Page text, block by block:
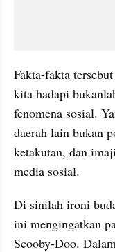
Fakta-fakta
kita hadapi
fenomena sosial.
daerah lain bukan
ketakutan, dan
media sosial.
Di sinilah ironi
ini mengingatkan
Scooby-Doo.